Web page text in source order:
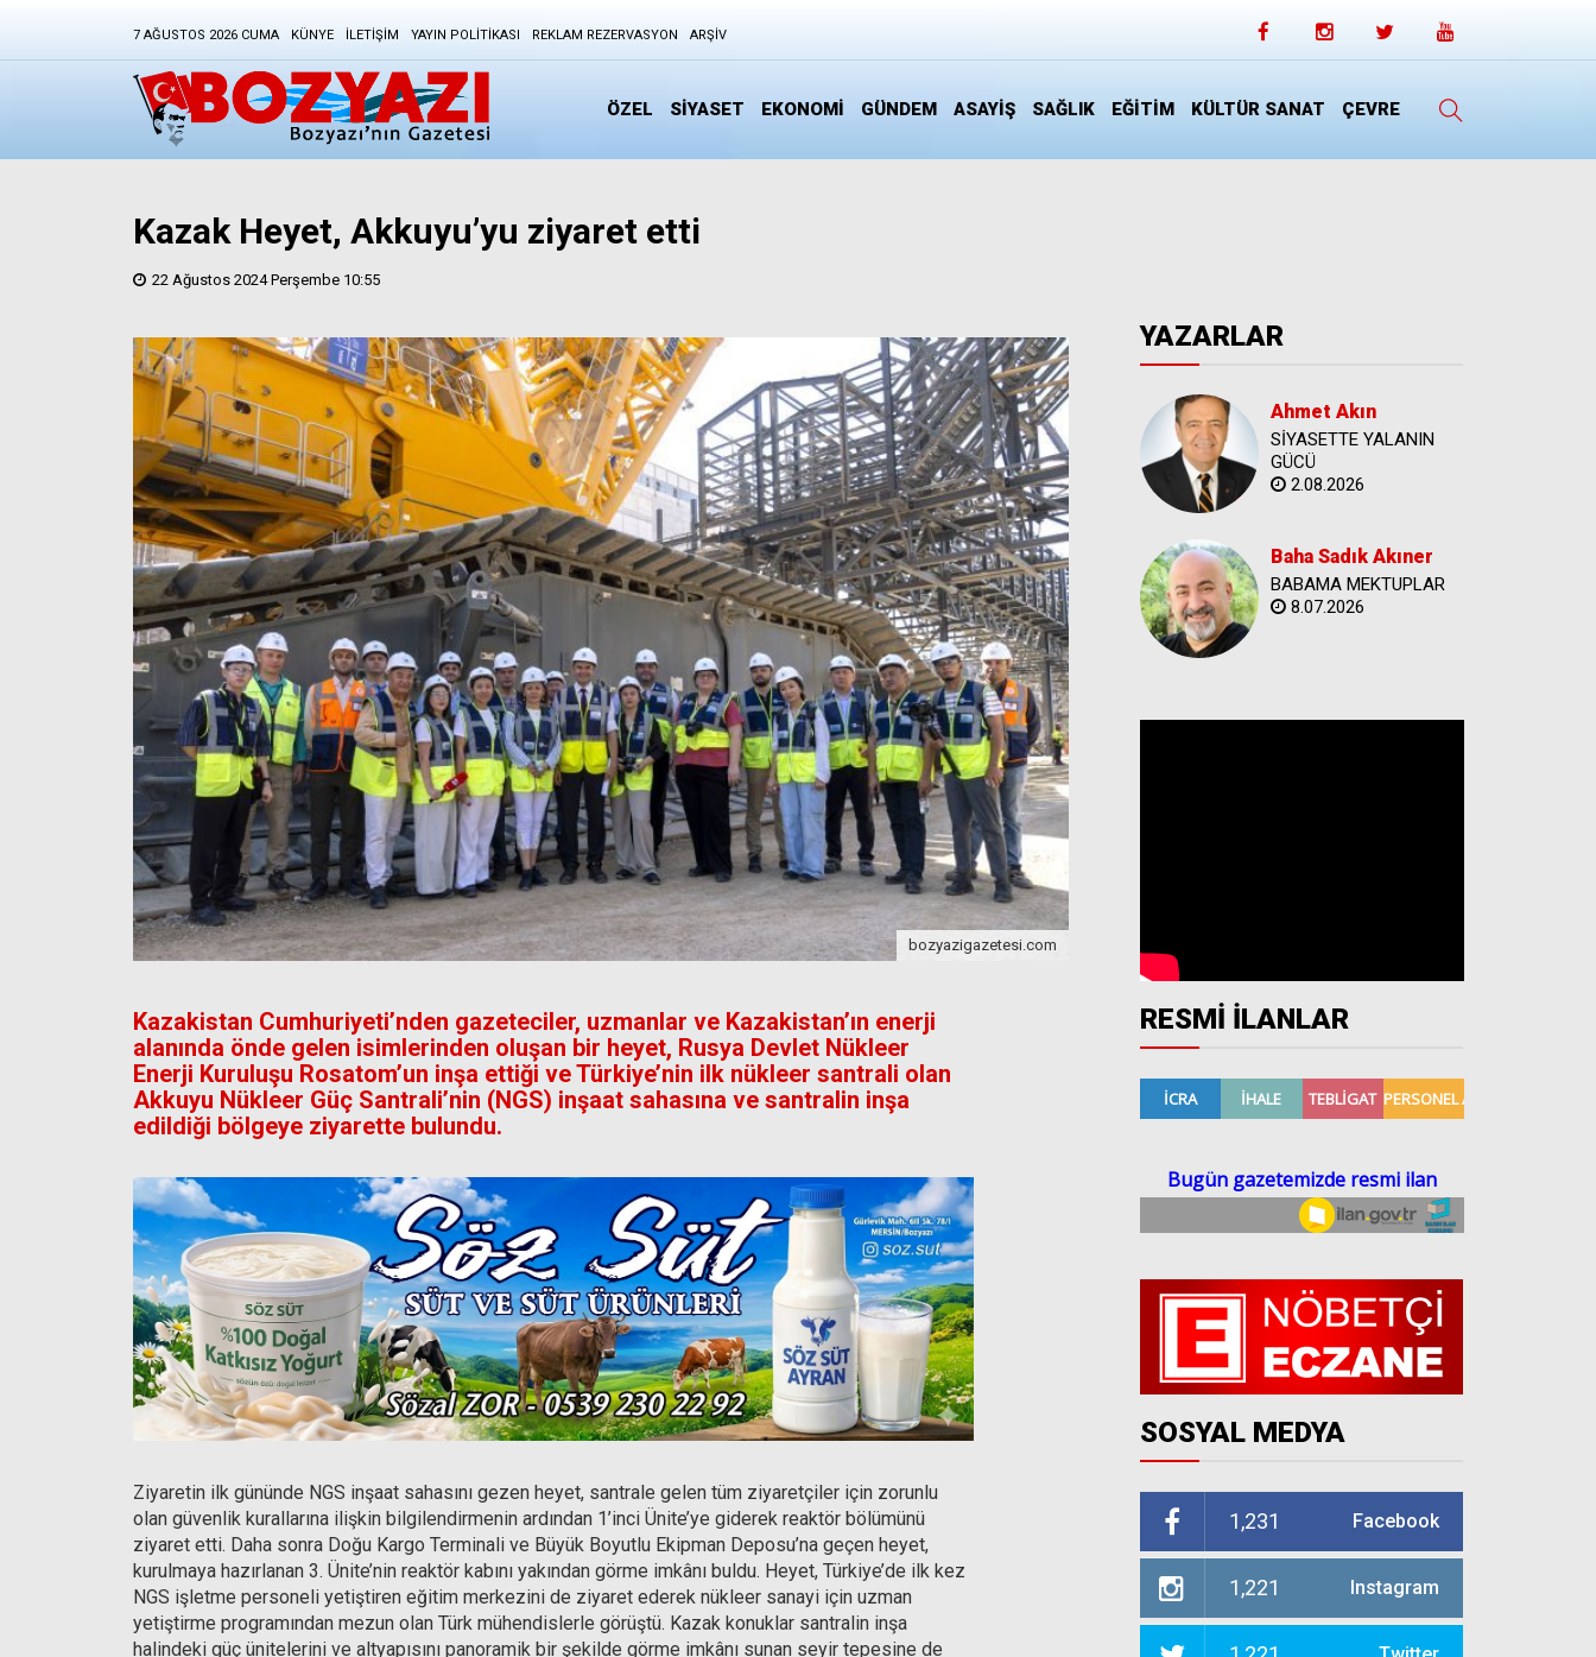
7 AĞUSTOS 2026 CUMA KÜNYE İLETIŞIM YAYIN POLITIKASI REKLAM REZERVASYON ARŞIV
ÖZEL SİYASET EKONOMİ GÜNDEM ASAYİŞ SAĞLIK EĞİTİM KÜLTÜR SANAT ÇEVRE
Kazak Heyet, Akkuyu’yu ziyaret etti
22 Ağustos 2024 Perşembe 10:55
bozyazigazetesi.com
Kazakistan Cumhuriyeti’nden gazeteciler, uzmanlar ve Kazakistan’ın enerji
alanında önde gelen isimlerinden oluşan bir heyet, Rusya Devlet Nükleer
Enerji Kuruluşu Rosatom’un inşa ettiği ve Türkiye’nin ilk nükleer santrali olan
Akkuyu Nükleer Güç Santrali’nin (NGS) inşaat sahasına ve santralin inşa
edildiği bölgeye ziyarette bulundu.
Ziyaretin ilk gününde NGS inşaat sahasını gezen heyet, santrale gelen tüm ziyaretçiler için zorunlu
olan güvenlik kurallarına ilişkin bilgilendirmenin ardından 1’inci Ünite’ye giderek reaktör bölümünü
ziyaret etti. Daha sonra Doğu Kargo Terminali ve Büyük Boyutlu Ekipman Deposu’na geçen heyet,
kurulmaya hazırlanan 3. Ünite’nin reaktör kabını yakından görme imkânı buldu. Heyet, Türkiye’de ilk kez
NGS işletme personeli yetiştiren eğitim merkezini de ziyaret ederek nükleer sanayi için uzman
yetiştirme programından mezun olan Türk mühendislerle görüştü. Kazak konuklar santralin inşa
halindeki güç ünitelerini ve altyapısını panoramik bir şekilde görme imkânı sunan seyir tepesine de
YAZARLAR
Ahmet Akın
SİYASETTE YALANIN
GÜCÜ
2.08.2026
Baha Sadık Akıner
BABAMA MEKTUPLAR
8.07.2026
RESMİ İLANLAR
SOSYAL MEDYA
1,231 Facebook
1,221 Instagram